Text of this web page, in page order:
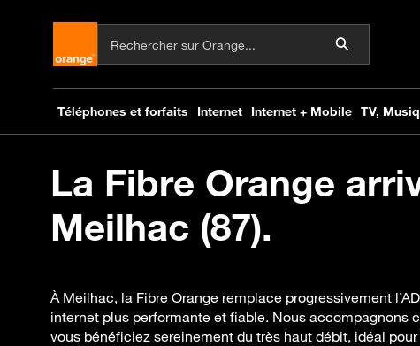
La Fibre Orange
Meilhac (87).
À Meilhac, la Fibre Orange remplace progressivement
internet plus performante et fiable. Nous accompagnons
vous bénéficiez sereinement du très haut débit, idéal